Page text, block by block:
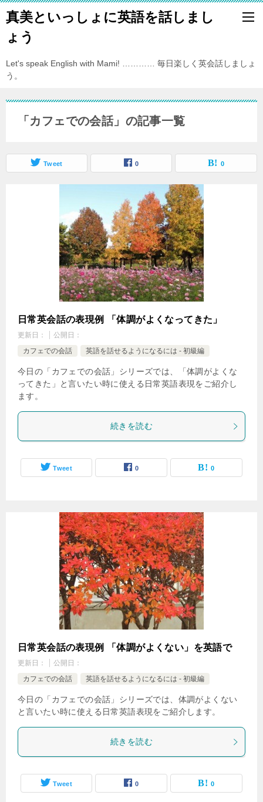
真美といっしょに英語を話しまし
ょう
Let's speak English with Mami! ………… 毎日楽しく英会話しましょ
う。
「カフェでの会話」の記事一覧
Tweet 0 0
日常英会話の表現例 「体調がよくなってきた」
更新日：
公開日：
カフェでの会話
英語を話せるようになるには - 初級編
今日の「カフェでの会話」シリーズでは、「体調がよくな
ってきた」と言いたい時に使える日常英語表現をご紹介し
ます。
続きを読む
Tweet 0 0
日常英会話の表現例 「体調がよくない」を英語で
更新日：
公開日：
カフェでの会話
英語を話せるようになるには - 初級編
今日の「カフェでの会話」シリーズでは、体調がよくない
と言いたい時に使える日常英語表現をご紹介します。
続きを読む
Tweet 0 0